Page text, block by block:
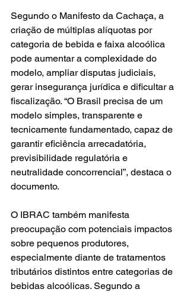
Segundo o Manifesto da Cachaça, a
criação de múltiplas alíquotas por
categoria de bebida e faixa alcoólica
pode aumentar a complexidade do
modelo, ampliar disputas judiciais,
gerar insegurança jurídica e dificultar a
fiscalização. “O Brasil precisa de um
modelo simples, transparente e
tecnicamente fundamentado, capaz de
garantir eficiência arrecadatória,
previsibilidade regulatória e
neutralidade concorrencial”, destaca o
documento.
O IBRAC também manifesta
preocupação com potenciais impactos
sobre pequenos produtores,
especialmente diante de tratamentos
tributários distintos entre categorias de
bebidas alcoólicas. Segundo a